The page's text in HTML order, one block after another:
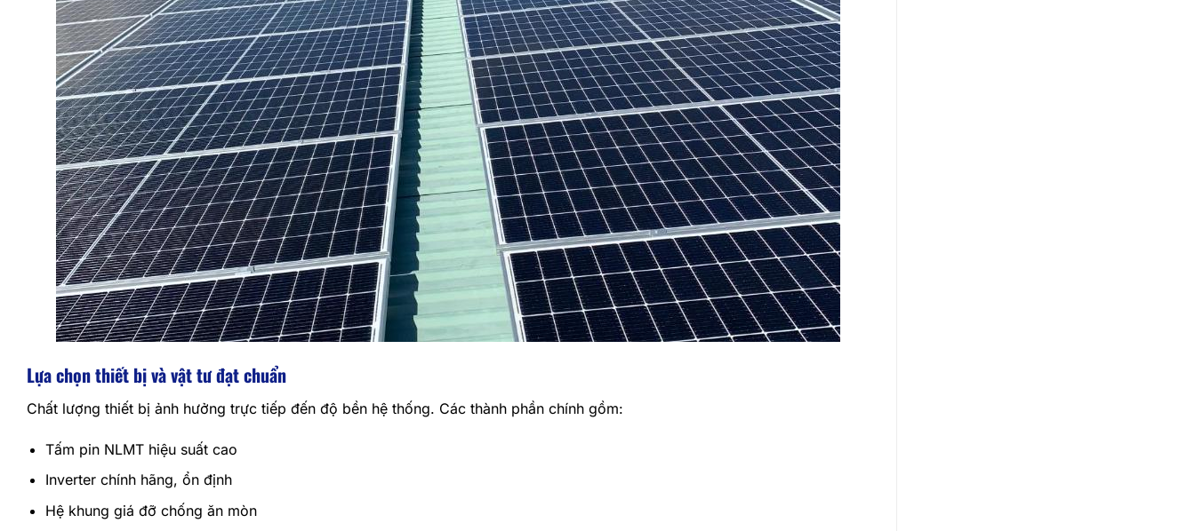
Lựa chọn thiết bị và vật tư đạt chuẩn
Chất lượng thiết bị ảnh hưởng trực tiếp đến độ bền hệ thống. Các thành phần chính gồm:
Tấm pin NLMT hiệu suất cao
Inverter chính hãng, ổn định
Hệ khung giá đỡ chống ăn mòn